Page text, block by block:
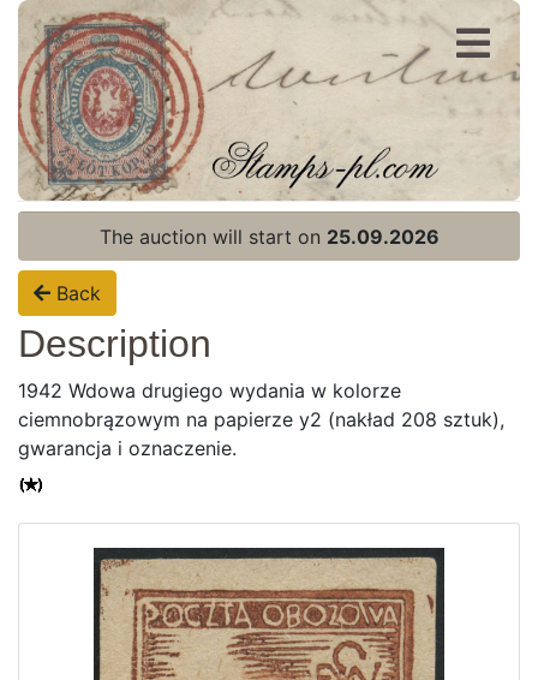
Register
Login
Home page
Current auction
Recent result
The auction will start on 25.09.2026
Back
Description
1942 Wdowa drugiego wydania w kolorze
ciemnobrązowym na papierze y2 (nakład 208 sztuk),
gwarancja i oznaczenie.